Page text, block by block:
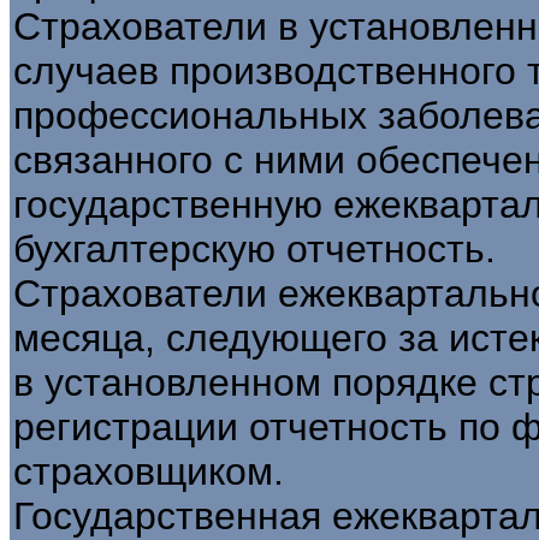
Страхователи в
случаев производственного
профессиональных
связанного с ними
государственную
бухгалтерскую отчетность.
Страхователи
месяца, следующего за
в установленном порядке
регистрации отчетность по
страховщиком.
Государственная